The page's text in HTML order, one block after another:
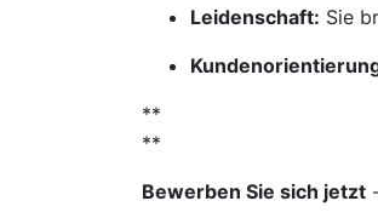
Leidenschaft: Sie
**
**
Bewerben Sie sich jetzt